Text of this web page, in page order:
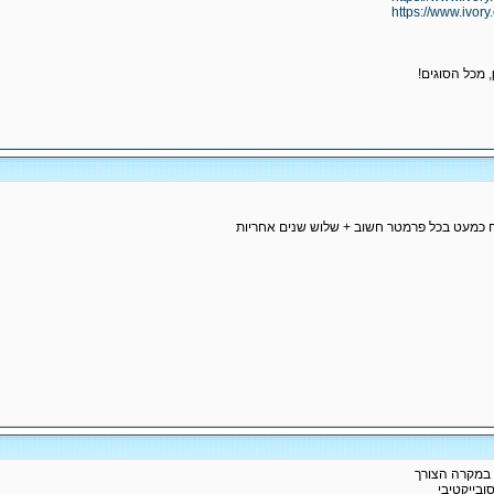
https://
כמעט בכל פרמטר חשוב + שלוש שנים אחריות
במקרה הצורך